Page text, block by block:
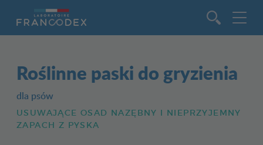
Roślinne paski do gryzienia
dla psów
USUWAJĄCE OSAD NAZĘBNY I NIEPRZYJEMNY
ZAPACH Z PYSKA